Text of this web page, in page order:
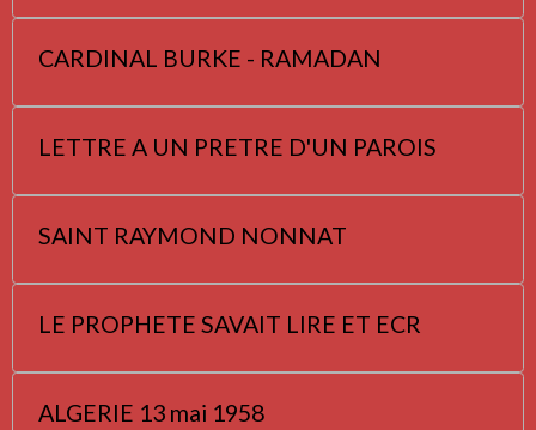
CARDINAL BURKE - RAMADAN
LETTRE A UN PRETRE D'UN PAROIS
SAINT RAYMOND NONNAT
LE PROPHETE SAVAIT LIRE ET ECR
ALGERIE 13 mai 1958